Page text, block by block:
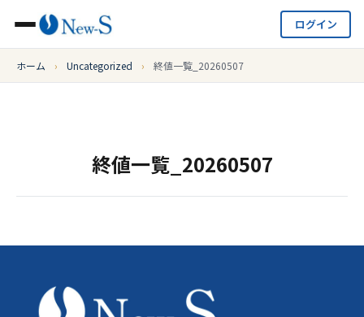
ログイン
ホーム › Uncategorized › 終値一覧_20260507
終値一覧_20260507